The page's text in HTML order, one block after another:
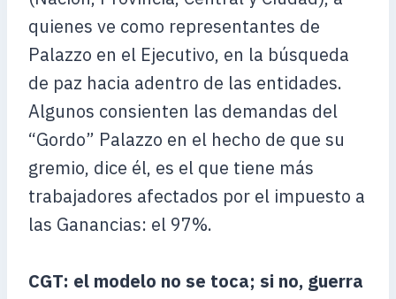
quienes ve como representantes de
Palazzo en el Ejecutivo, en la búsqueda
de paz hacia adentro de las entidades.
Algunos consienten las demandas del
“Gordo” Palazzo en el hecho de que su
gremio, dice él, es el que tiene más
trabajadores afectados por el impuesto a
las Ganancias: el 97%.
CGT: el modelo no se toca; si no, guerra